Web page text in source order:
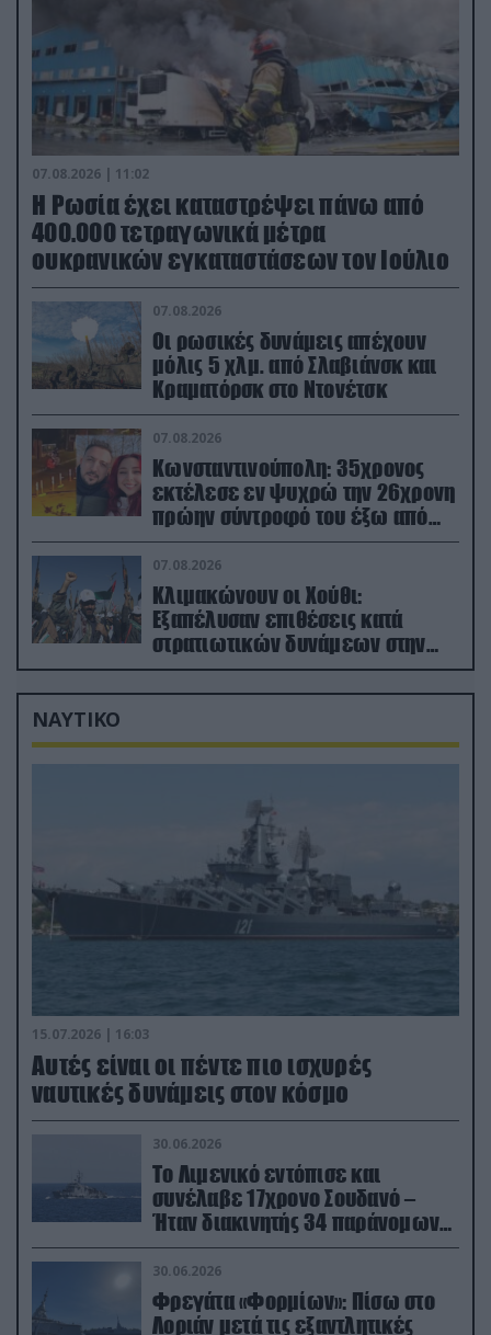
07.08.2026 | 11:02
Η Ρωσία έχει καταστρέψει πάνω από
400.000 τετραγωνικά μέτρα
ουκρανικών εγκαταστάσεων τον Ιούλιο
07.08.2026
Οι ρωσικές δυνάμεις απέχουν
μόλις 5 χλμ. από Σλαβιάνσκ και
Κραματόρσκ στο Ντονέτσκ
07.08.2026
Κωνσταντινούπολη: 35χρονος
εκτέλεσε εν ψυχρώ την 26χρονη
πρώην σύντροφό του έξω από
φαρμακείο (βίντεο)
07.08.2026
Κλιμακώνουν οι Χούθι:
Eξαπέλυσαν επιθέσεις κατά
στρατιωτικών δυνάμεων στην
Υεμένη – Πλήγματα & στη
Σαουδική Αραβία!
ΝΑΥΤΙΚΟ
15.07.2026 | 16:03
Aυτές είναι οι πέντε πιο ισχυρές
ναυτικές δυνάμεις στον κόσμο
30.06.2026
Το Λιμενικό εντόπισε και
συνέλαβε 17χρονο Σουδανό –
Ήταν διακινητής 34 παράνομων
μεταναστών
30.06.2026
Φρεγάτα «Φορμίων»: Πίσω στο
Λοριάν μετά τις εξαντλητικές